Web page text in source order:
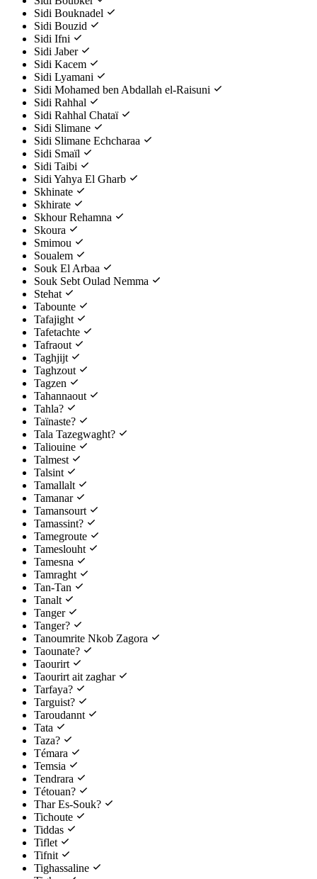
Sidi Bouknadel
Sidi Bouzid
Sidi Ifni
Sidi Jaber
Sidi Kacem
Sidi Lyamani
Sidi Mohamed ben Abdallah el-Raisuni
Sidi Rahhal
Sidi Rahhal Chataï
Sidi Slimane
Sidi Slimane Echcharaa
Sidi Smaïl
Sidi Taibi
Sidi Yahya El Gharb
Skhinate
Skhirate
Skhour Rehamna
Skoura
Smimou
Soualem
Souk El Arbaa
Souk Sebt Oulad Nemma
Stehat
Tabounte
Tafajight
Tafetachte
Tafraout
Taghjijt
Taghzout
Tagzen
Tahannaout
Tahla?
Taïnaste?
Tala Tazegwaght?
Taliouine
Talmest
Talsint
Tamallalt
Tamanar
Tamansourt
Tamassint?
Tamegroute
Tameslouht
Tamesna
Tamraght
Tan-Tan
Tanalt
Tanger
Tanger?
Tanoumrite Nkob Zagora
Taounate?
Taourirt
Taourirt ait zaghar
Tarfaya?
Targuist?
Taroudannt
Tata
Taza?
Témara
Temsia
Tendrara
Tétouan?
Thar Es-Souk?
Tichoute
Tiddas
Tiflet
Tifnit
Tighassaline